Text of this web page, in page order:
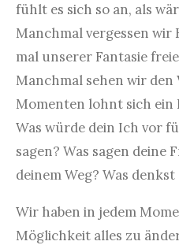
fühlt es sich so an, als
Manchmal vergessen wir
mal unserer Fantasie
Manchmal sehen wir
Momenten lohnt sich ein
Was würde dein Ich vor
sagen? Was sagen deine
deinem Weg? Was
Wir haben in jedem
Möglichkeit alles zu